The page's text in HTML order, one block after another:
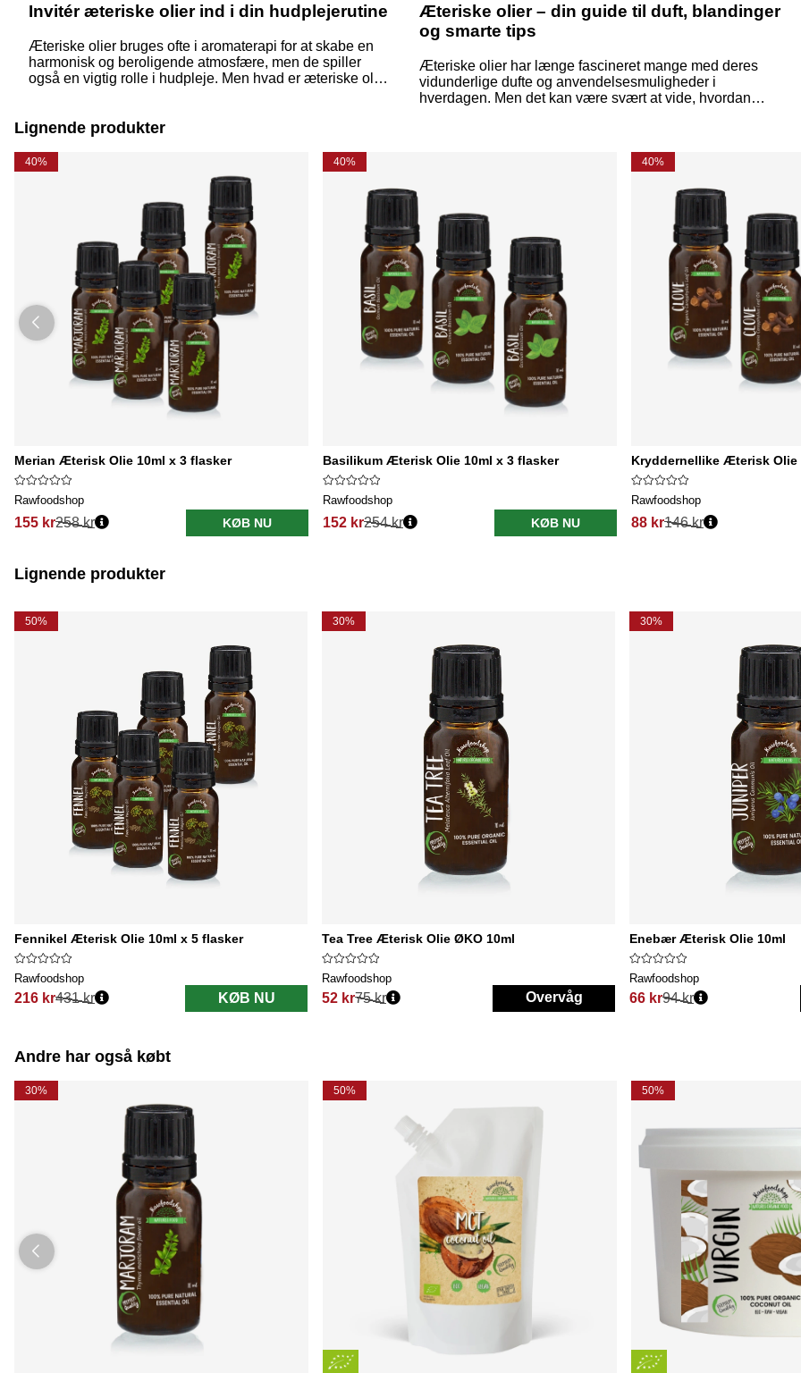
Invitér æteriske olier ind i din hudplejerutine
Æteriske olier bruges ofte i aromaterapi for at skabe en
harmonisk og beroligende atmosfære, men de spiller
også en vigtig rolle i hudpleje. Men hvad er æteriske olier
Æteriske olier – din guide til duft, blandinger
og smarte tips
Æteriske olier har længe fascineret mange med deres
vidunderlige dufte og anvendelsesmuligheder i
hverdagen. Men det kan være svært at vide, hvordan
Lignende produkter
40%
Merian Æterisk Olie 10ml x 3 flasker
Rawfoodshop
155 kr258 kr KØB NU
40%
Basilikum Æterisk Olie 10ml x 3 flasker
Rawfoodshop
152 kr254 kr KØB NU
40%
Kryddernellike Æterisk Olie
Rawfoodshop
88 kr146 kr
Lignende produkter
50%
Fennikel Æterisk Olie 10ml x 5 flasker
Rawfoodshop
216 kr
Normalpris:
431 kr KØB NU
30%
Tea Tree Æterisk Olie ØKO 10ml
Rawfoodshop
52 kr
Normalpris:
75 kr Overvåg
30%
Enebær Æterisk Olie 10ml
Rawfoodshop
66 kr
Normalpris:
94 kr
Andre har også købt
30% 50% 50%